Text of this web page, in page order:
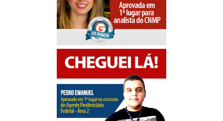
Antecipe sua preparação e saia na frente!
Depoimentos de alunos aprovados